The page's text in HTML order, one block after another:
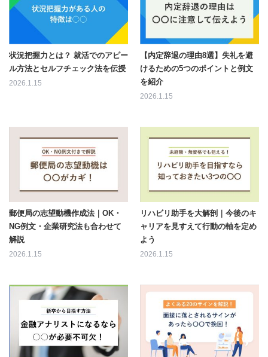
状況把握力とは？ 就活でのアピー
ル方法とセルフチェック法を伝授
2026.1.15
【内定辞退の理由8選】失礼を避
けるための5つのポイントと例文
を紹介
2026.1.15
郵便局の志望動機作成法｜OK・
NG例文・企業研究法も合わせて
解説
2026.1.15
リハビリ助手を大解剖｜今後のキ
ャリアを見すえて行動の軸を定め
よう
2026.1.15